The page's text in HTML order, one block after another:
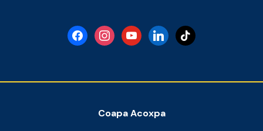
facebookinstagramyoutubelinkedintiktok
Coapa Acoxpa